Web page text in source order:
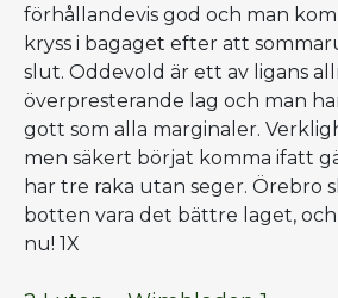
förhållandevis god och man
kryss i bagaget efter att
slut. Oddevold är ett av ligans
överpresterande lag och man
gott som alla marginaler.
men säkert börjat komma ifatt
har tre raka utan seger. Örebro
botten vara det bättre laget,
nu! 1X